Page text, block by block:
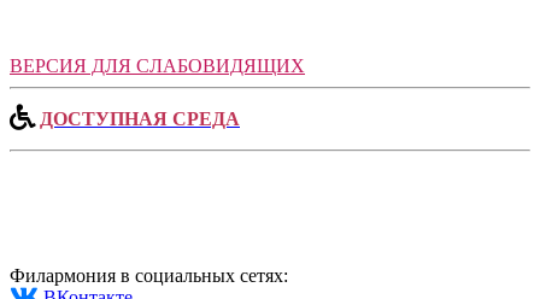
ВЕРСИЯ ДЛЯ СЛАБОВИДЯЩИХ
ДОСТУПНАЯ СРЕДА
Филармония в социальных сетях: